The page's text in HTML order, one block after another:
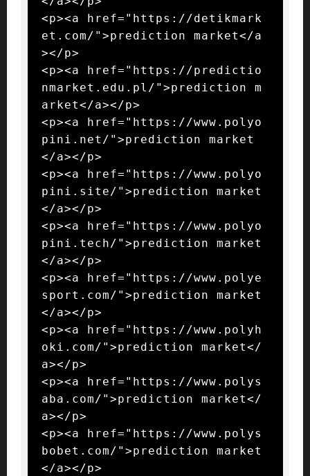
<p><a href="https://detikmark
et.com/">prediction market</a
></p>
<p><a href="https://predictio
nmarket.edu.pl/">prediction m
arket</a></p>
<p><a href="https://www.polyo
pini.net/">prediction market
</a></p>
<p><a href="https://www.polyo
pini.site/">prediction market
</a></p>
<p><a href="https://www.polyo
pini.tech/">prediction market
</a></p>
<p><a href="https://www.polye
sport.com/">prediction market
</a></p>
<p><a href="https://www.polyh
oki.com/">prediction market</
a></p>
<p><a href="https://www.polys
aba.com/">prediction market</
a></p>
<p><a href="https://www.polys
bobet.com/">prediction market
</a></p>